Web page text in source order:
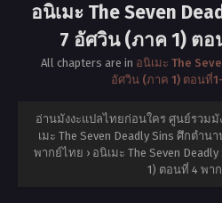
อนิเมะ The Seven
7 อัศวิน (ภาค 1) ต
All chapters are in อนิเมะ The
อัศวิน (ภาค 1) ตอนที่
อ่านมังงะแปลไทยก่อนใคร ศูนย์รวม
เมะ The Seven Deadly Sins ศึกตำ
พากย์ไทย › อนิเมะ The Seven
1) ตอนที่ 4 พา